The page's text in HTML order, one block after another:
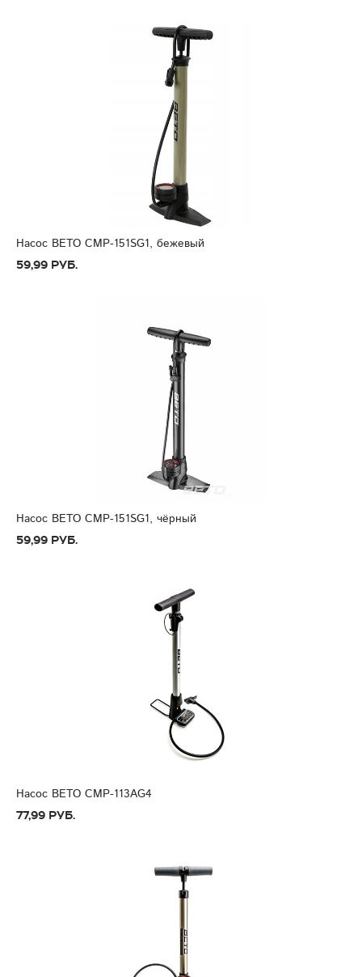
Насос BETO CMP-151SG1, бежевый
59,99 руб.
Насос BETO CMP-151SG1, чёрный
59,99 руб.
Насос BETO CMP-113AG4
77,99 руб.